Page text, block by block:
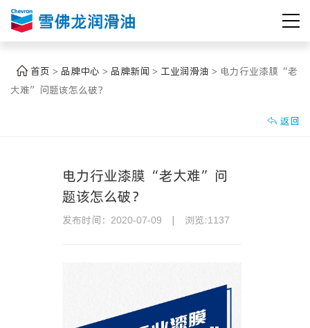
首页 > 品牌中心 > 品牌新闻 > 工业润滑油 > 电力行业漆膜“老
大难”问题该怎么破？
 返回
电力行业漆膜“老大难”问
题该怎么破？
发布时间： 2020-07-09 | 浏览:1137